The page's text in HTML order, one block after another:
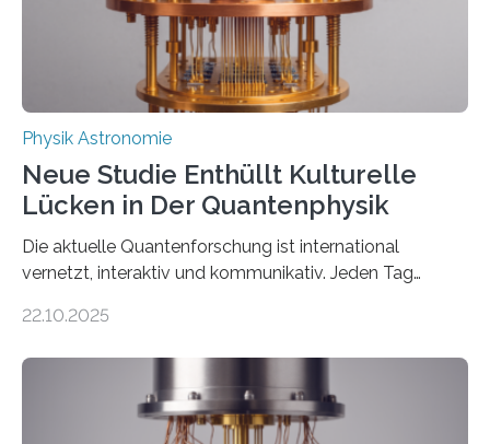
Thorium tatsächlich nutzen lässt, um hochpräzise…
Physik Astronomie
Neue Studie Enthüllt Kulturelle
Lücken in Der Quantenphysik
Die aktuelle Quantenforschung ist international
vernetzt, interaktiv und kommunikativ. Jeden Tag
oft von Autor*innen, die eng zusammenarbeiten. Neue
werden schnell weiterentwickelt. Dies ist der Alltag in
der Forschung der Quantentheorie, die dieses Jahr 100
22.10.2025